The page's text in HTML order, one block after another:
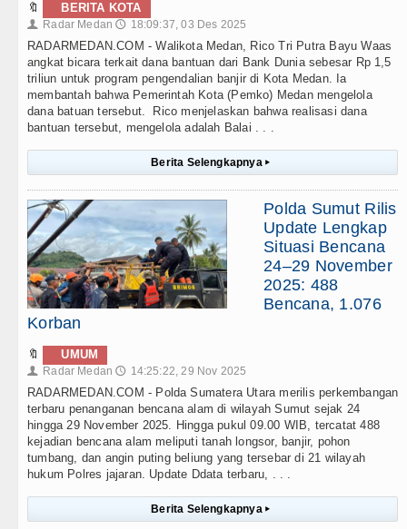
🔖 BERITA KOTA
👤 Radar Medan 🕔 18:09:37, 03 Des 2025
RADARMEDAN.COM - Walikota Medan, Rico Tri Putra Bayu Waas
angkat bicara terkait dana bantuan dari Bank Dunia sebesar Rp 1,5
triliun untuk program pengendalian banjir di Kota Medan. Ia
membantah bahwa Pemerintah Kota (Pemko) Medan mengelola
dana batuan tersebut. Rico menjelaskan bahwa realisasi dana
bantuan tersebut, mengelola adalah Balai . . .
Berita Selengkapnya ▸
Polda Sumut Rilis
Update Lengkap
Situasi Bencana
24–29 November
2025: 488
Bencana, 1.076
Korban
🔖 UMUM
👤 Radar Medan 🕔 14:25:22, 29 Nov 2025
RADARMEDAN.COM - Polda Sumatera Utara merilis perkembangan
terbaru penanganan bencana alam di wilayah Sumut sejak 24
hingga 29 November 2025. Hingga pukul 09.00 WIB, tercatat 488
kejadian bencana alam meliputi tanah longsor, banjir, pohon
tumbang, dan angin puting beliung yang tersebar di 21 wilayah
hukum Polres jajaran. Update Ddata terbaru, . . .
Berita Selengkapnya ▸